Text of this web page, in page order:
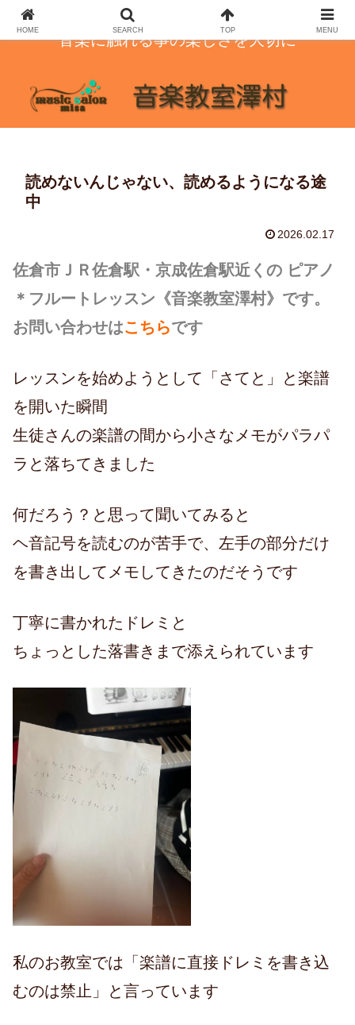
音楽に触れる事の楽しさを大切に
読めないんじゃない、読めるようになる途
中
2026.02.17
佐倉市ＪＲ佐倉駅・京成佐倉駅近くの ピアノ
＊フルートレッスン 《音楽教室澤村》です。
お問い合わせはこちらです
レッスンを始めようとして「さてと」と楽譜
を開いた瞬間
生徒さんの楽譜の間から小さなメモがパラパ
ラと落ちてきました
何だろう？と思って聞いてみると
ヘ音記号を読むのが苦手で、左手の部分だけ
を書き出してメモしてきたのだそうです
丁寧に書かれたドレミと
ちょっとした落書きまで添えられています
私のお教室では「楽譜に直接ドレミを書き込
むのは禁止」と言っています
HOME SEARCH TOP MENU